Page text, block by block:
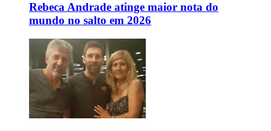
Rebeca Andrade atinge maior nota do
mundo no salto em 2026